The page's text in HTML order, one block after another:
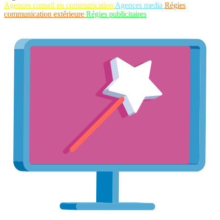
Agences conseil en communication Agences media Régies
communication extérieure Régies publicitaires